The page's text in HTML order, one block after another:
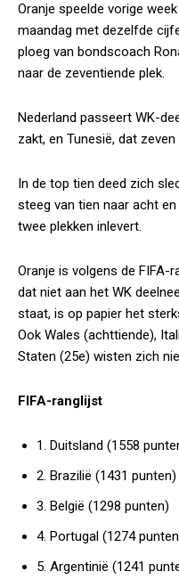
Oranje speelde vorige
maandag met dezelfde
ploeg van bondscoach
naar de zeventiende plek.
Nederland passeert WK-
zakt, en Tunesië, dat
In de top tien deed zich
steeg van tien naar acht
twee plekken inlevert.
Oranje is volgens de FIFA-
dat niet aan het WK
staat, is op papier het
Ook Wales (achttiende),
Staten (25e) wisten zich
FIFA-ranglijst
1. Duitsland (1558
2. Brazilië (1431 punten)
3. België (1298 punten)
4. Portugal (1274
5. Argentinië (1241